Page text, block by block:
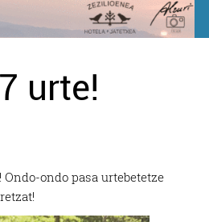
urte!
ondo pasa urtebetetze